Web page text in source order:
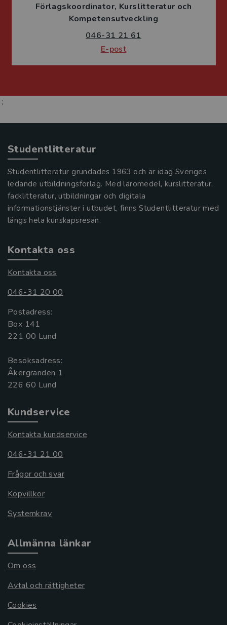
Förlagskoordinator Kurslitteratur och
Kompetensutveckling
046-31 21 61
E-post
;
Studentlitteratur
Studentlitteratur grundades 1963 och är idag Sveriges
ledande utbildningsförlag. Med läromedel, kurslitteratur,
facklitteratur, utbildningar och digitala
informationstjänster i utbudet, finns Studentlitteratur med
längs hela kunskapsresan.
Kontakta oss
Kontakta oss
046-31 20 00
Postadress:
Box 141
221 00 Lund
Besöksadress:
Åkergränden 1
Kundservice
Kontakta kundservice
046-31 21 00
Frågor och svar
Köpvillkor
Systemkrav
Allmänna länkar
Om oss
Avtal och rättigheter
Cookies